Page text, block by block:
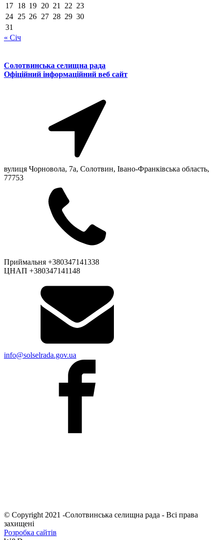
17 18 19 20 21 22 23
24 25 26 27 28 29 30
31
« Січ
Солотвинська селищна рада
Офіційний інформаційний веб сайт
вулиця Чорновола, 7a, Солотвин, Івано-Франківська область,
77753
Приймальня +380347141338
ЦНАП +380347141148
info@solselrada.gov.ua
© Copyright 2021 -Солотвинська селищна рада - Всі права
захищені
Розробка сайтів